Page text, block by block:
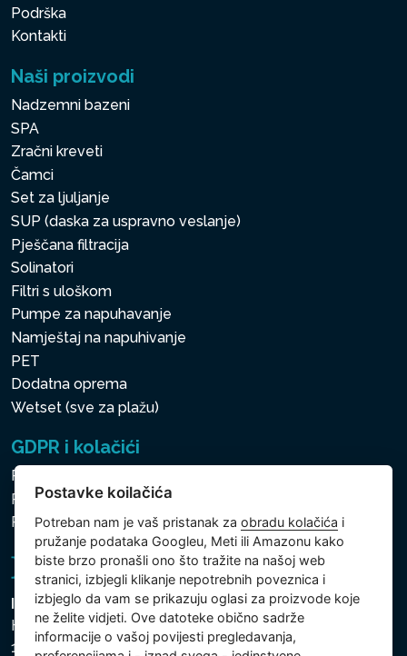
Podrška
Kontakti
Naši proizvodi
Nadzemni bazeni
SPA
Zračni kreveti
Čamci
Set za ljuljanje
SUP (daska za uspravno veslanje)
Pješčana filtracija
Solinatori
Filtri s uloškom
Pumpe za napuhavanje
Namještaj na napuhivanje
PET
Dodatna oprema
Wetset (sve za plažu)
GDPR i kolačići
Pravila zaštite osobnih i drugih obrađivanih podataka
Politika kolačića
Postavke koilačića
Intex Trading, s.r.o.
Hradecká 2526/3
130 00 Praha 3
Postavke koilačića
Potreban nam je vaš pristanak zaobradu kolačića i
pružanje podataka Googleu, Meti ili Amazonu kako
biste brzo pronašli ono što tražite na našoj web
stranici, izbjegli klikanje nepotrebnih poveznica i
izbjeglo da vam se prikazuju oglasi za proizvode koje
ne želite vidjeti. Ove datoteke obično sadrže
informacije o vašoj povijesti pregledavanja,